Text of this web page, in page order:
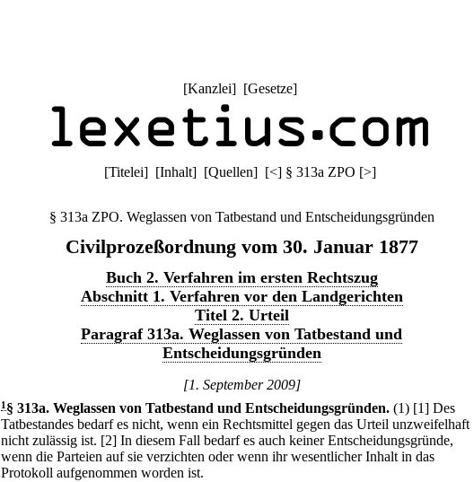
[Kanzlei] [Gesetze]
[Titelei] [Inhalt] [Quellen] [<] § 313a ZPO [>]
§ 313a ZPO. Weglassen von Tatbestand und Entscheidungsgründen
Civilprozeßordnung vom 30. Januar 1877
Buch 2. Verfahren im ersten Rechtszug
Abschnitt 1. Verfahren vor den Landgerichten
Titel 2. Urteil
Paragraf 313a. Weglassen von Tatbestand und
Entscheidungsgründen
[1. September 2009]
1 § 313a. Weglassen von Tatbestand und Entscheidungsgründen. (1) [1] Des
Tatbestandes bedarf es nicht, wenn ein Rechtsmittel gegen das Urteil unzweifelhaft
nicht zulässig ist. [2] In diesem Fall bedarf es auch keiner Entscheidungsgründe,
wenn die Parteien auf sie verzichten oder wenn ihr wesentlicher Inhalt in das
Protokoll aufgenommen worden ist.